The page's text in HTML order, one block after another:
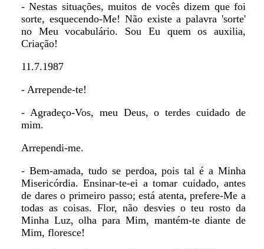
- Nestas situações, muitos de vocês dizem que foi
sorte, esquecendo-Me! Não existe a palavra 'sorte'
no Meu vocabulário. Sou Eu quem os auxilia,
Criação!
11.7.1987
- Arrepende-te!
- Agradeço-Vos, meu Deus, o terdes cuidado de
mim.
Arrependi-me.
- Bem-amada, tudo se perdoa, pois tal é a Minha
Misericórdia. Ensinar-te-ei a tomar cuidado, antes
de dares o primeiro passo; está atenta, prefere-Me a
todas as coisas. Flor, não desvies o teu rosto da
Minha Luz, olha para Mim, mantém-te diante de
Mim, floresce!